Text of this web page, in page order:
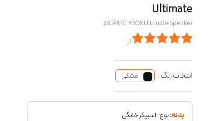
Ultimate
JBL PARTYBOX Ultimate Speaker
از 1
انتخاب رنگ : مشکی
بدنه:نوع : اسپیکر خانگی